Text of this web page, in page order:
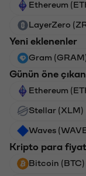
Ethereum
LayerZero
Yeni eklenenler
Gram
Günün öne
Ethereum
Stellar (XLM)
Waves
Kripto para
Bitcoin (BTC)